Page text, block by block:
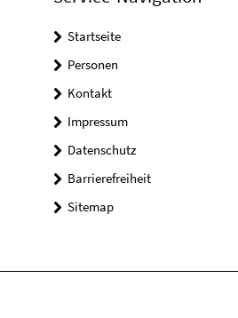
Startseite
Personen
Kontakt
Impressum
Datenschutz
Barrierefreiheit
Sitemap